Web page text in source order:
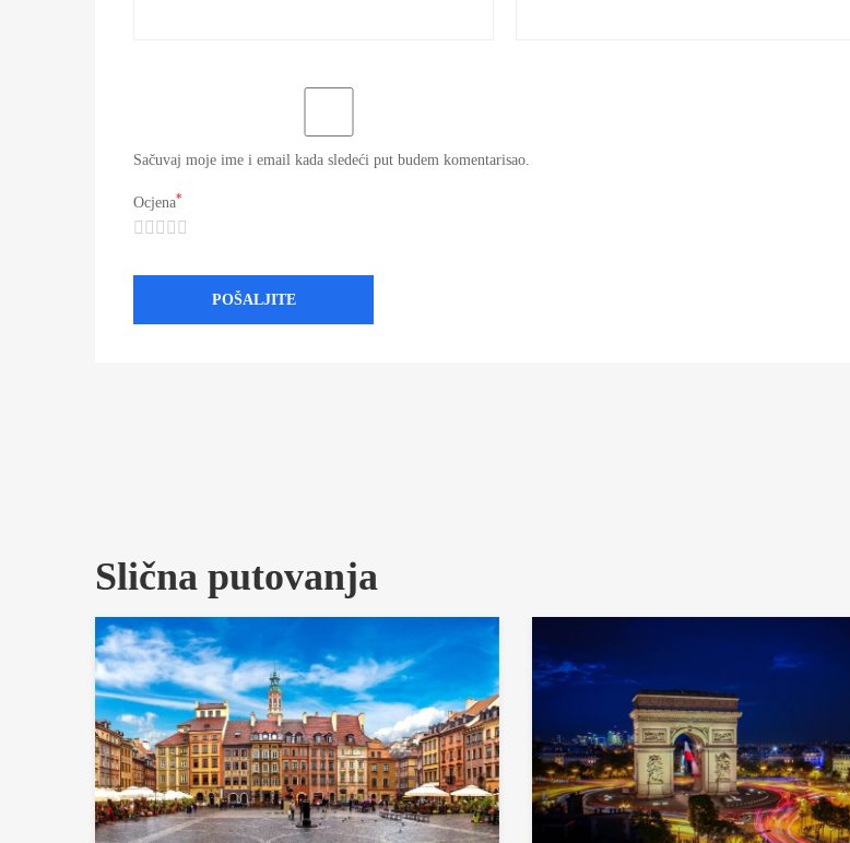
Sačuvaj moje ime i email kada sledeći put budem komentarisao.
Ocjena*
Slična putovanja